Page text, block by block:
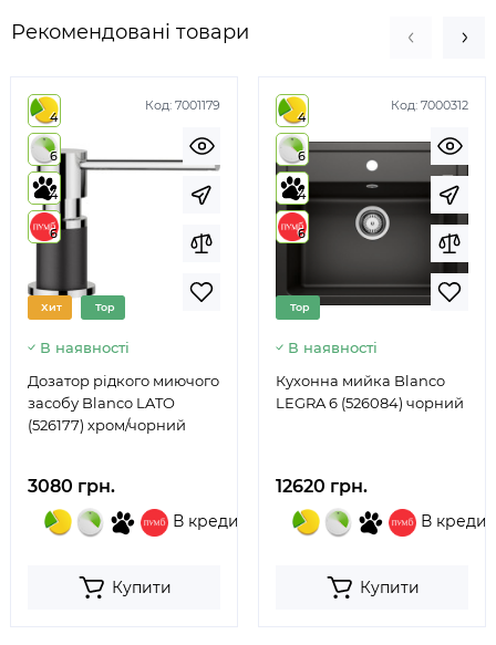
Рекомендовані товари
Код: 7001179
4
6
4
6
Хит Top
В наявності
Дозатор рідкого миючого
засобу Blanco LATO
(526177) хром/чорний
3080 грн.
В кредит
Купити
Код: 7000312
4
6
4
6
Top
В наявності
Кухонна мийка Blanco
LEGRA 6 (526084) чорний
12620 грн.
В кредит
Купити